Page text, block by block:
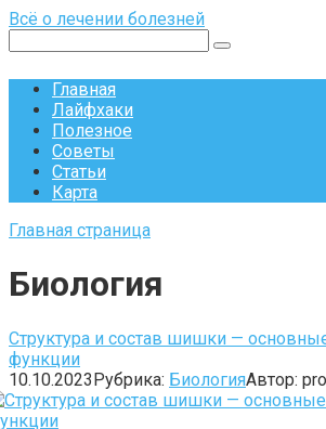
Перейти
контенту
Всё о лечении болезней
Главная
Лайфхаки
Полезное
Советы
Статьи
Карта
Главная страница
Биология
Структура и состав шишки —
функции
10.10.2023Рубрика: БиологияАвтор: